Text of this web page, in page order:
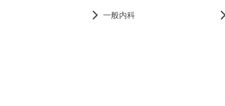
一般内科